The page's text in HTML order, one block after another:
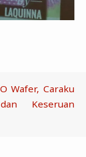
Wafer, Caraku
Keseruan